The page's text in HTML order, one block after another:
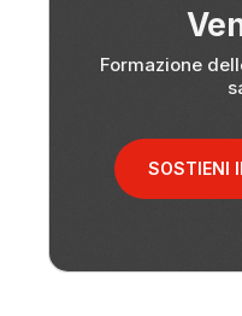
Formazione
SOSTIENI